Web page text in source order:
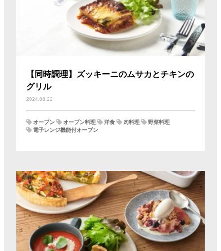
【同時調理】ズッキーニのムサカとチキンの
グリル
2024.08.22
オーブン オーブン料理 洋食 肉料理
野菜料理
電子レンジ機能付オーブン